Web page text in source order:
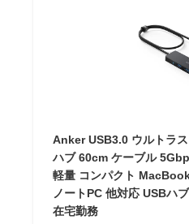
Anker USB3.0 ウルトラ
ハブ 60cm ケーブル
軽量 コンパクト
ノートPC 他対応 USBハ
在宅勤務